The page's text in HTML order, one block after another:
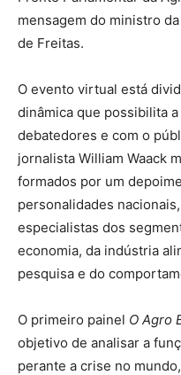
mensagem do ministro
de Freitas.
O evento virtual está
dinâmica que possibilita
debatedores e com o
jornalista William Waack
formados por um
personalidades
especialistas dos
economia, da indústria
pesquisa e do
O primeiro painel O Agro
objetivo de analisar a
perante a crise no